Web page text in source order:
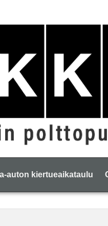
auton kiertueaikataulu